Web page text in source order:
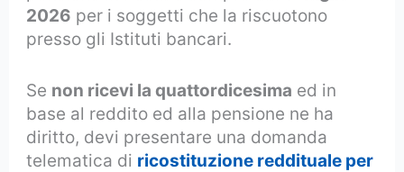
2026 per i soggetti che la riscuotono
presso gli Istituti bancari.
Se non ricevi la quattordicesima ed in
base al reddito ed alla pensione ne ha
diritto, devi presentare una domanda
telematica di ricostituzione reddituale per